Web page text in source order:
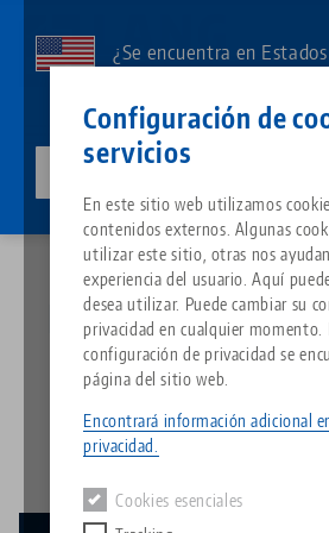
Configuración de
servicios
En este sitio web utilizamos
contenidos externos. Algunas
utilizar este sitio, otras nos
experiencia del usuario. Aquí
desea utilizar. Puede cambiar su
privacidad en cualquier momento.
configuración de privacidad se
página del sitio web.
Encontrará información adicional
privacidad.
Cookies esenciales
contenido
¿Se encuentra en
de su país.
FAQ
Blog
Productos correspondientes
Lo sentimos. No hemos podido encontrar
Ir a la página del producto
Search
Descargas
Breadcrumb
Nueva sucursal
14.07.2021 — comunicados
Volver a las